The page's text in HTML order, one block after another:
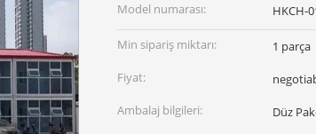
Model numarası:
HKCH-
Min sipariş miktarı:
1 parça
Fiyat:
Ambalaj bilgileri:
Düz